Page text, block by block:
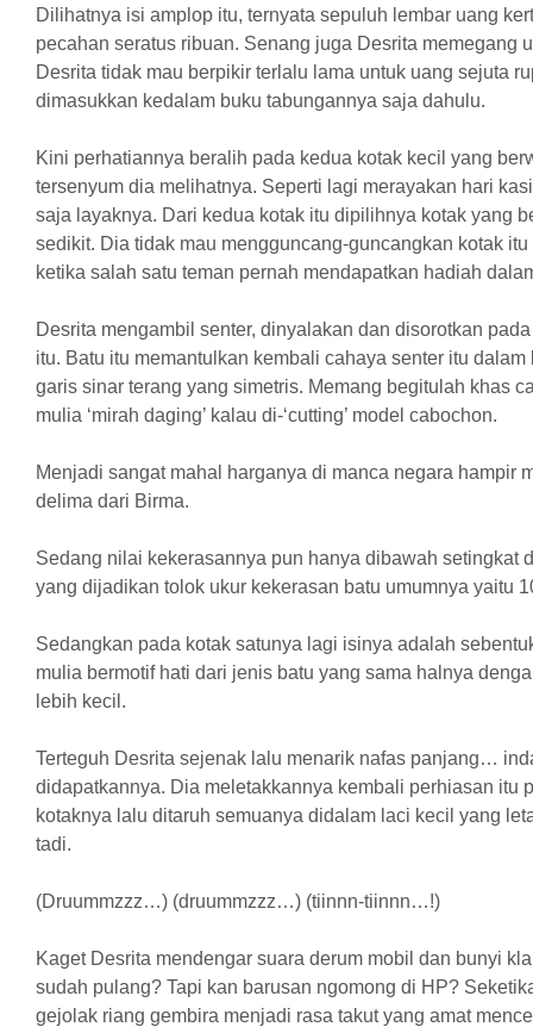
Dilihatnya isi amplop itu, ternyata sepuluh lembar uang
pecahan seratus ribuan. Senang juga Desrita memegang
Desrita tidak mau berpikir terlalu lama untuk uang sejuta
dimasukkan kedalam buku tabungannya saja dahulu.
Kini perhatiannya beralih pada kedua kotak kecil yang
tersenyum dia melihatnya. Seperti lagi merayakan hari
saja layaknya. Dari kedua kotak itu dipilihnya kotak yang
sedikit. Dia tidak mau mengguncang-guncangkan kotak
ketika salah satu teman pernah mendapatkan hadiah
Desrita mengambil senter, dinyalakan dan disorotkan
itu. Batu itu memantulkan kembali cahaya senter itu dalam
garis sinar terang yang simetris. Memang begitulah khas
mulia ‘mirah daging’ kalau di-‘cutting’ model cabochon.
Menjadi sangat mahal harganya di manca negara hampir
delima dari Birma.
Sedang nilai kekerasannya pun hanya dibawah setingkat
yang dijadikan tolok ukur kekerasan batu umumnya yaitu
Sedangkan pada kotak satunya lagi isinya adalah
mulia bermotif hati dari jenis batu yang sama halnya
lebih kecil.
Terteguh Desrita sejenak lalu menarik nafas panjang…
didapatkannya. Dia meletakkannya kembali perhiasan itu
kotaknya lalu ditaruh semuanya didalam laci kecil yang
tadi.
(Druummzzz…) (druummzzz…) (tiinnn-tiinnn…!)
Kaget Desrita mendengar suara derum mobil dan bunyi
sudah pulang? Tapi kan barusan ngomong di HP?
gejolak riang gembira menjadi rasa takut yang amat